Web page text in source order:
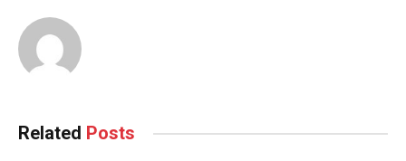
Related Posts